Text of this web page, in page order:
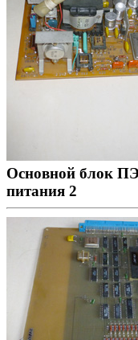
Основной блок
питания 2